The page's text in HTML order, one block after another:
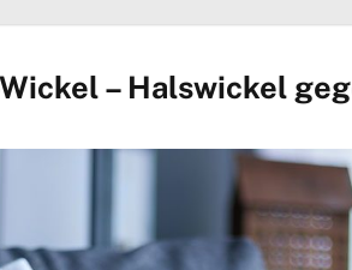
– Halswickel